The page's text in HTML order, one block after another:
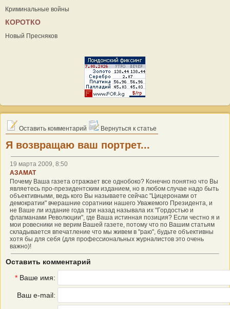
Криминальные войны
КОРОТКО
Новый Пресняков
Оставить комментарий Вернуться к статье
Я возвращаю ваш портрет...
19 марта 2009, 8:50
АЗАМАТ
Почему Ваша газета отражает все однобоко? Конечно понятно что Вы
являетесь про-президентским изданием, но в любом случае надо быть
объективными, ведь кого Вы называете сейчас "Цицеронами от
демократии" вчерашние соратники нашего Уважемого Президента, и
не Ваше ли издание года три назад называла их "Гордостью и
флагманами Революции", где Ваша истинная позиция? Если честно я и
мои ровесники не верим Вашей газете, потому что по Вашим статьям
складывается впечатление что мы живем в "раю", будьте объективны
хотя бы для себя (для профессиональных журналистов это очень
важно)!
Оставить комментарий
* Ваше имя:
Ваш e-mail: